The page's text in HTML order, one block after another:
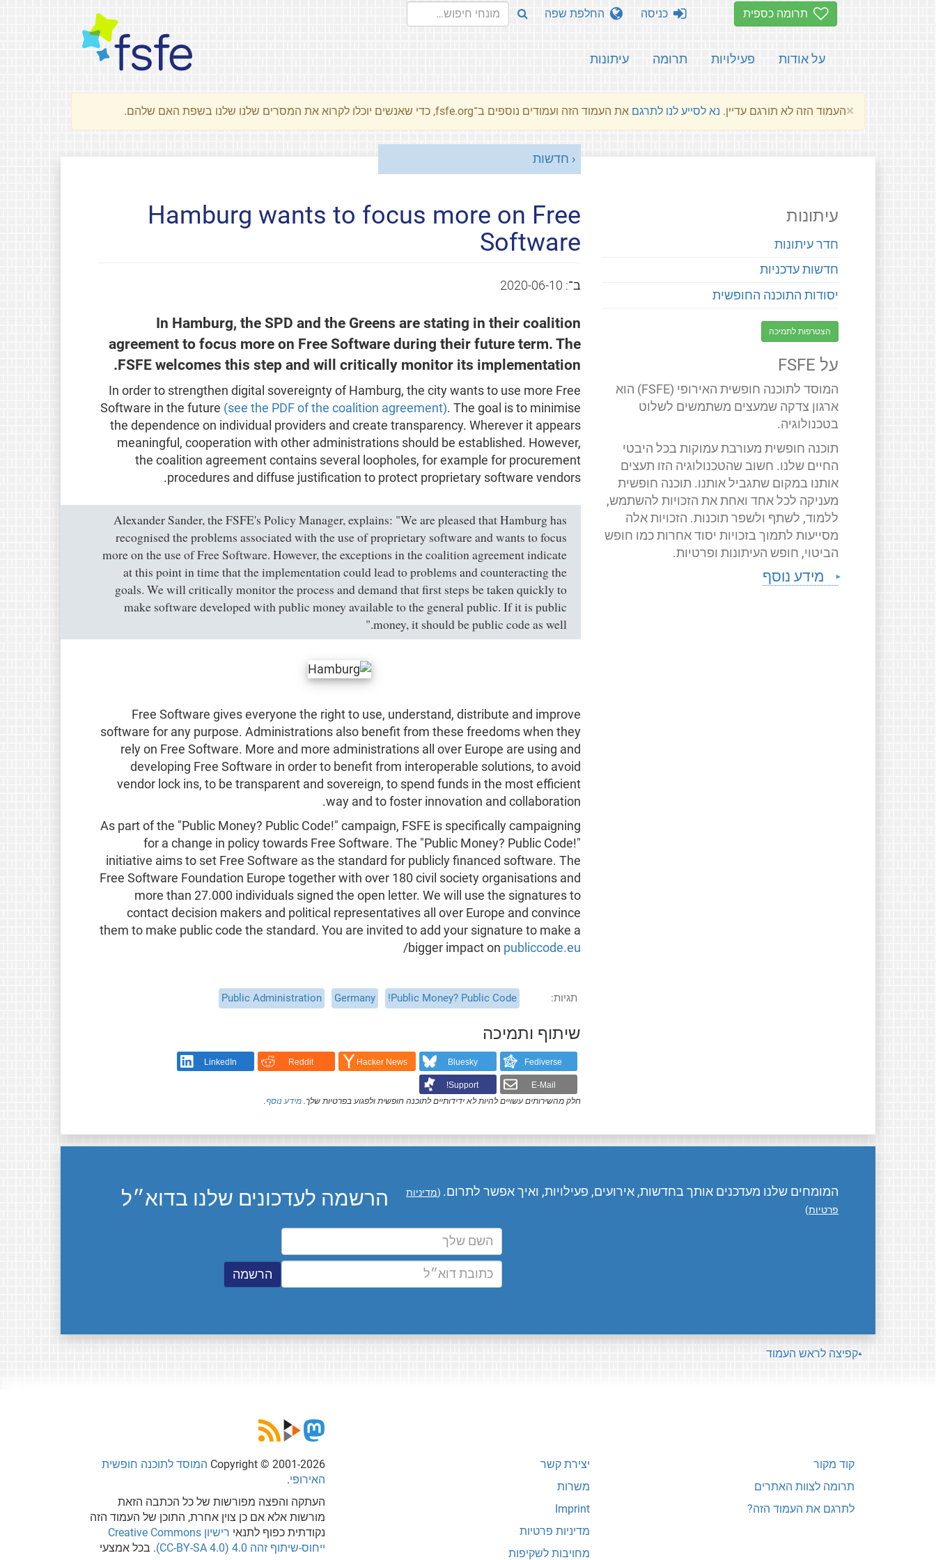
תרומה כספית
על אודות פעילויות תרומה עיתונות
כניסה החלפת שפה
×העמוד הזה לא תורגם עדיין. נא לסייע לנו לתרגם את העמוד הזה ועמודים נוספים ב־fsfe.org, כדי שאנשים יוכלו לקרוא את המסרים שלנו שלנו בשפת האם שלהם.
חדשות
Hamburg wants to focus more on Free
Software
ב־: 2020-06-10
In Hamburg, the SPD and the Greens are stating in their coalition
agreement to focus more on Free Software during their future term. The
FSFE welcomes this step and will critically monitor its implementation.
In order to strengthen digital sovereignty of Hamburg, the city wants to use more Free
Software in the future (see the PDF of the coalition agreement). The goal is to minimise
the dependence on individual providers and create transparency. Wherever it appears
meaningful, cooperation with other administrations should be established. However,
the coalition agreement contains several loopholes, for example for procurement
procedures and diffuse justification to protect proprietary software vendors.
Alexander Sander, the FSFE's Policy Manager, explains: "We are pleased that Hamburg has
recognised the problems associated with the use of proprietary software and wants to focus
more on the use of Free Software. However, the exceptions in the coalition agreement indicate
at this point in time that the implementation could lead to problems and counteracting the
goals. We will critically monitor the process and demand that first steps be taken quickly to
make software developed with public money available to the general public. If it is public
money, it should be public code as well."
Free Software gives everyone the right to use, understand, distribute and improve
software for any purpose. Administrations also benefit from these freedoms when they
rely on Free Software. More and more administrations all over Europe are using and
developing Free Software in order to benefit from interoperable solutions, to avoid
vendor lock ins, to be transparent and sovereign, to spend funds in the most efficient
way and to foster innovation and collaboration.
As part of the "Public Money? Public Code!" campaign, FSFE is specifically campaigning
for a change in policy towards Free Software. The "Public Money? Public Code!"
initiative aims to set Free Software as the standard for publicly financed software. The
Free Software Foundation Europe together with over 180 civil society organisations and
more than 27.000 individuals signed the open letter. We will use the signatures to
contact decision makers and political representatives all over Europe and convince
them to make public code the standard. You are invited to add your signature to make a
bigger impact on publiccode.eu
/
תגיות Public Money? Public Code!
Germany
Public Administration
שיתוף ותמיכה
Fediverse
Bluesky
Hacker News
Reddit
LinkedIn
E-Mail
Support!
חלק מהשירותים עשויים להיות לא ידידותיים לתוכנה חופשית ולפגוע בפרטיות שלך. מידע נוסף.
עיתונות
חדר עיתונות
חדשות עדכניות
יסודות התוכנה החופשית
הצטרפות לתמיכה
על FSFE
המוסד לתוכנה חופשית האירופי (FSFE) הוא
ארגון צדקה שמעצים משתמשים לשלוט
בטכנולוגיה.
תוכנה חופשית מעורבת עמוקות בכל היבטי
החיים שלנו. חשוב שהטכנולוגיה הזו תעצים
אותנו במקום שתגביל אותנו. תוכנה חופשית
מעניקה לכל אחד ואחת את הזכויות להשתמש,
ללמוד, לשתף ולשפר תוכנות. הזכויות אלה
מסייעות לתמוך בזכויות יסוד אחרות כמו חופש
הביטוי, חופש העיתונות ופרטיות.
מידע נוסף
הרשמה לעדכונים שלנו בדוא״ל המומחים שלנו מעדכנים אותך בחדשות, אירועים, פעילויות, ואיך אפשר לתרום. (מדיניות
פרטיות)
קפיצה לראש העמוד
Copyright © 2001-2026 המוסד לתוכנה חופשית
האירופי.
העתקה והפצה מפורשות של כל הכתבה הזאת
מורשות אלא אם כן צוין אחרת, התוכן של העמוד הזה
נקודתית כפוף לתנאי
רישיון Creative Commons
ייחוס-שיתוף זהה 4.0 (CC-BY-SA 4.0)
. בכל אמצעי
יצירת קשר
משרות
Imprint
מדיניות פרטיות
מחויבות לשקיפות
קוד מקור
תרומה לצוות האתרים
לתרגם את העמוד הזה?